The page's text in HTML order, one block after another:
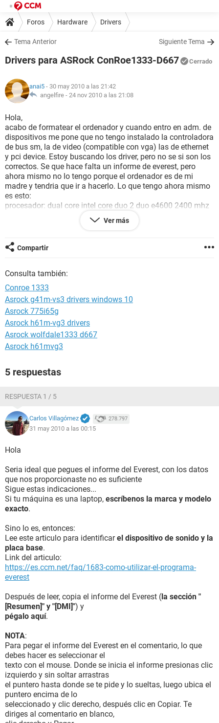
Foros Hardware Drivers
Tema Anterior Siguiente Tema
Drivers para ASRock ConRoe1333-D667 Cerrado
anai5 - 30 may 2010 a las 21:42
angelfire - 24 nov 2010 a las 21:08
Hola,
acabo de formatear el ordenador y cuando entro en adm. de
dispositivos me pone que no tengo instalado la controladora
de bus sm, la de video (compatible con vga) las de ethernet
y pci device. Estoy buscando los driver, pero no se si son los
correctos. Se que hace falta un informe de everest, pero
ahora mismo no lo tengo porque el ordenador es de mi
madre y tendria que ir a hacerlo. Lo que tengo ahora mismo
es esto:
procesador: dual core intel core duo 2 duo e4600 2400 mhz
placa base: template etemplate
tarjeta de red: realtek rtl8139/810x fast ethernet adapter
controller a-1
tarjeta grafica: intel gma 950
decirme algo antes.
Muchas gracias
Ver más
Compartir
Consulta también:
Conroe 1333
Asrock g41m-vs3 drivers windows 10
Asrock 775i65g
Asrock h61m-vg3 drivers
Asrock wolfdale1333 d667
Asrock h61mvg3
5 respuestas
RESPUESTA 1 / 5
Carlos Villagómez 278.797
31 may 2010 a las 00:15
Hola
Seria ideal que pegues el informe del Everest, con los datos
que nos proporcionaste no es suficiente
Sigue estas indicaciones...
Si tu máquina es una laptop, escríbenos la marca y modelo
exacto.
Sino lo es, entonces:
Lee este articulo para identificarel dispositivo de sonido y la
placa base.
Link del articulo:
https://es.ccm.net/faq/1683-como-utilizar-el-programa-
everest
Después de leer, copia el informe del Everest (la sección "
[Resumen]" y "[DMI]") y
pégalo aquí.
NOTA:
Para pegar el informe del Everest en el comentario, lo que
debes hacer es seleccionar el
texto con el mouse. Donde se inicia el informe presionas clic
izquierdo y sin soltar arrastras
el puntero hasta donde se te pide y lo sueltas, luego ubica el
puntero encima de lo
seleccionado y clic derecho, después clic en Copiar. Te
diriges al comentario en blanco,